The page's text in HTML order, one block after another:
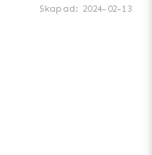
Skapad: 2024-02-13